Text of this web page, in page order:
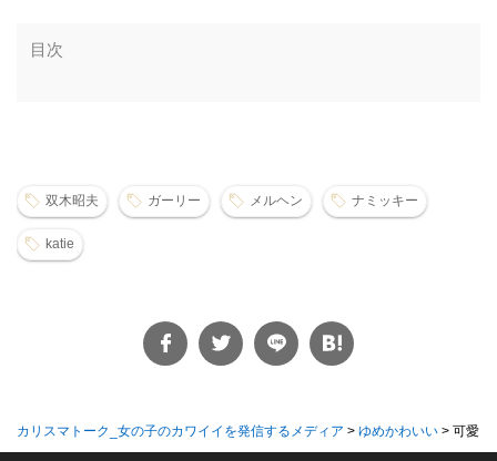
目次
双木昭夫 ガーリー メルヘン ナミッキー
katie
カリスマトーク_女の子のカワイイを発信するメディア > ゆめかわいい > 可愛い